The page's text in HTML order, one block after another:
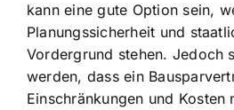
kann eine gute Option sein,
Planungssicherheit und
Vordergrund stehen. Jedoch
werden, dass ein
Einschränkungen und Kosten